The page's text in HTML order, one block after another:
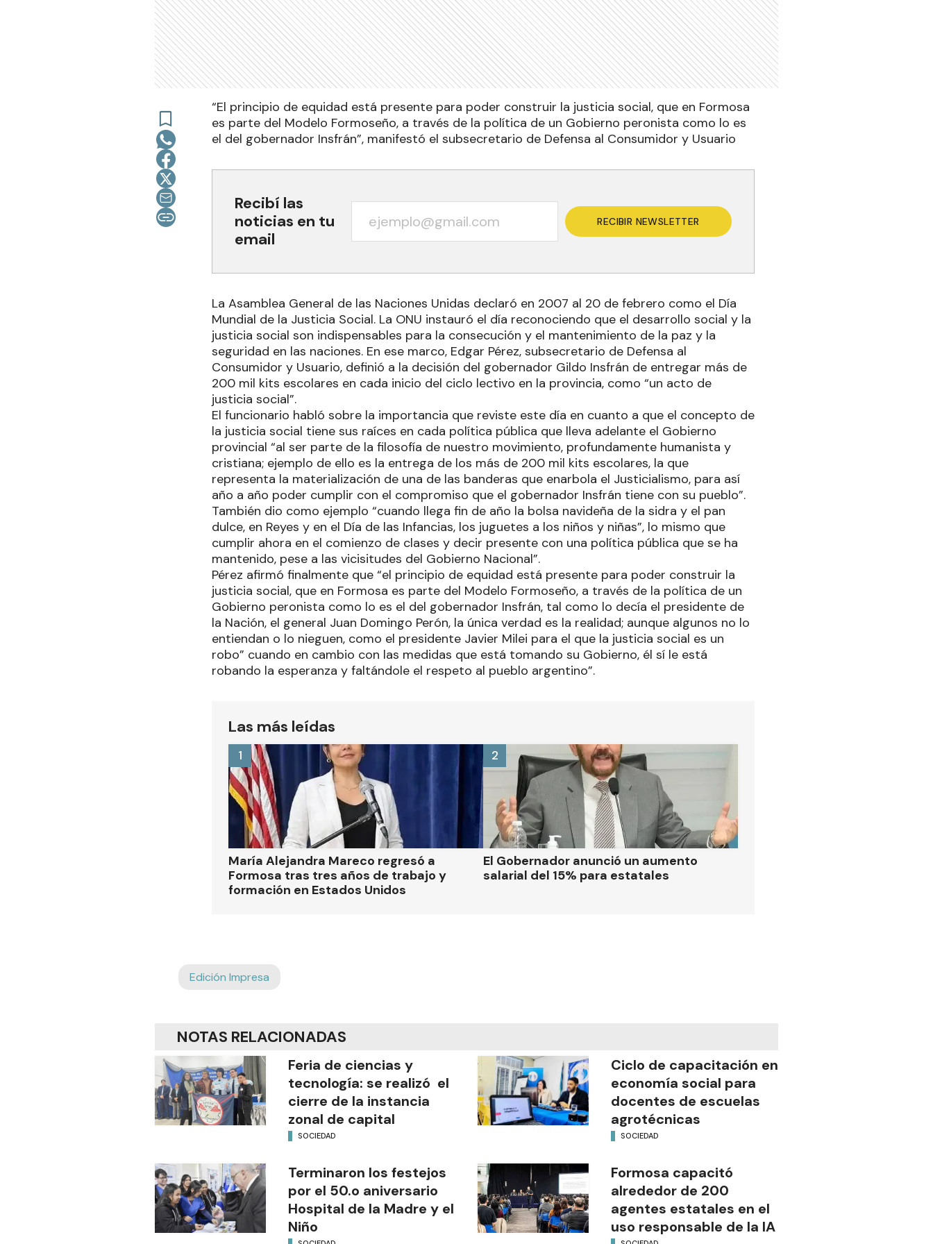
“El principio de equidad está presente para poder construir la justicia social, que en Formosa
es parte del Modelo Formoseño, a través de la política de un Gobierno peronista como lo es
el del gobernador Insfrán”, manifestó el subsecretario de Defensa al Consumidor y Usuario
Recibí las
noticias en tu
email
RECIBIR NEWSLETTER
La Asamblea General de las Naciones Unidas declaró en 2007 al 20 de febrero como el Día
Mundial de la Justicia Social. La ONU instauró el día reconociendo que el desarrollo social y la
justicia social son indispensables para la consecución y el mantenimiento de la paz y la
seguridad en las naciones. En ese marco, Edgar Pérez, subsecretario de Defensa al
Consumidor y Usuario, definió a la decisión del gobernador Gildo Insfrán de entregar más de
200 mil kits escolares en cada inicio del ciclo lectivo en la provincia, como “un acto de
justicia social”.
El funcionario habló sobre la importancia que reviste este día en cuanto a que el concepto de
la justicia social tiene sus raíces en cada política pública que lleva adelante el Gobierno
provincial “al ser parte de la filosofía de nuestro movimiento, profundamente humanista y
cristiana; ejemplo de ello es la entrega de los más de 200 mil kits escolares, la que
representa la materialización de una de las banderas que enarbola el Justicialismo, para así
año a año poder cumplir con el compromiso que el gobernador Insfrán tiene con su pueblo”.
También dio como ejemplo “cuando llega fin de año la bolsa navideña de la sidra y el pan
dulce, en Reyes y en el Día de las Infancias, los juguetes a los niños y niñas”, lo mismo que
cumplir ahora en el comienzo de clases y decir presente con una política pública que se ha
mantenido, pese a las vicisitudes del Gobierno Nacional”.
Pérez afirmó finalmente que “el principio de equidad está presente para poder construir la
justicia social, que en Formosa es parte del Modelo Formoseño, a través de la política de un
Gobierno peronista como lo es el del gobernador Insfrán, tal como lo decía el presidente de
la Nación, el general Juan Domingo Perón, la única verdad es la realidad; aunque algunos no lo
entiendan o lo nieguen, como el presidente Javier Milei para el que la justicia social es un
robo” cuando en cambio con las medidas que está tomando su Gobierno, él sí le está
robando la esperanza y faltándole el respeto al pueblo argentino”.
Las más leídas
María Alejandra Mareco regresó a
Formosa tras tres años de trabajo y
formación en Estados Unidos
1
El Gobernador anunció un aumento
salarial del 15% para estatales
2
Edición Impresa
NOTAS RELACIONADAS
Feria de ciencias y
tecnología: se realizó el
cierre de la instancia
zonal de capital
SOCIEDAD
Ciclo de capacitación en
economía social para
docentes de escuelas
agrotécnicas
SOCIEDAD
Terminaron los festejos
por el 50.o aniversario
Hospital de la Madre y el
Niño
Formosa capacitó
alrededor de 200
agentes estatales en el
uso responsable de la IA